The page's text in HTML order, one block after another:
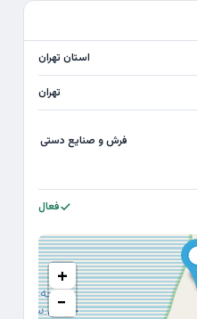
استان تهران
تهران
فرش و صنایع دستی
فعال
+
−